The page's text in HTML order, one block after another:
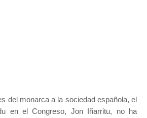
del monarca a la sociedad española, el
en el Congreso, Jon Iñarritu, no ha